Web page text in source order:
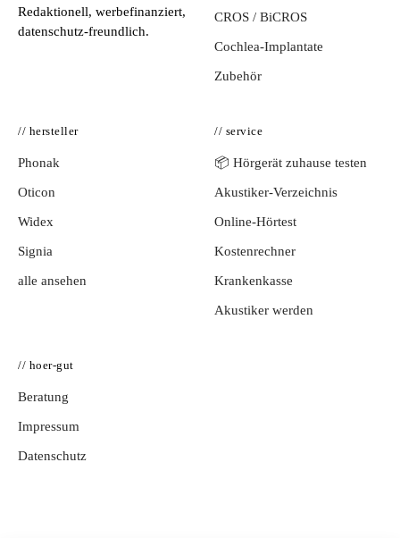
Redaktionell, werbefinanziert,
datenschutz-freundlich.
CROS / BiCROS
Cochlea-Implantate
Zubehör
// hersteller
Phonak
Oticon
Widex
Signia
alle ansehen
// service
📦 Hörgerät zuhause testen
Akustiker-Verzeichnis
Online-Hörtest
Kostenrechner
Krankenkasse
Akustiker werden
// hoer-gut
Beratung
Impressum
Datenschutz